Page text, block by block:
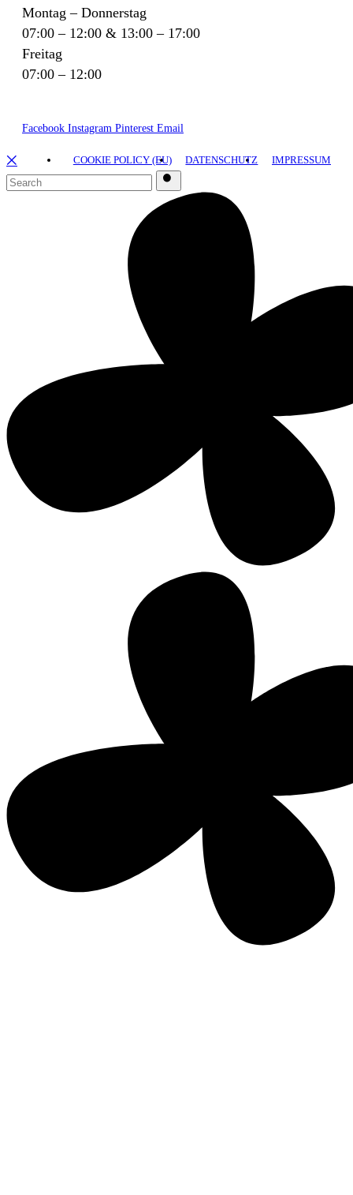
Montag – Donnerstag
07:00 – 12:00 & 13:00 – 17:00
Freitag
07:00 – 12:00
Facebook Instagram Pinterest Email
IMPRESSUM
DATENSCHUTZ
COOKIE POLICY (EU)
྾